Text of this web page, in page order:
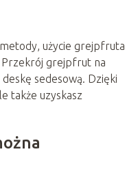
użycie grejpfruta
Przekrój grejpfrut na
sedesową. Dzięki
także uzyskasz